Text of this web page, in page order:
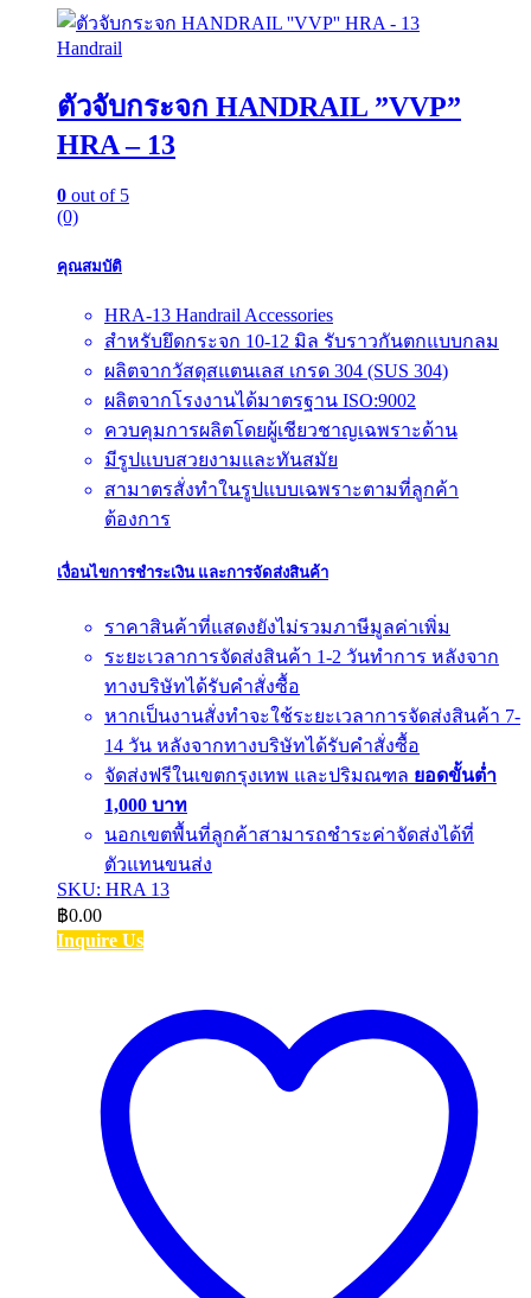
Handrail
ตัวจับกระจก HANDRAIL ”VVP”
HRA – 13
0 out of 5
(0)
คุณสมบัติ
HRA-13 Handrail Accessories
สำหรับยึดกระจก 10-12 มิล รับราวกันตกแบบกลม
ผลิตจากวัสดุสแตนเลส เกรด 304 (SUS 304)
ผลิตจากโรงงานได้มาตรฐาน ISO:9002
ควบคุมการผลิตโดยผู้เชียวชาญเฉพราะด้าน
มีรูปแบบสวยงามและทันสมัย
สามาตรสั่งทำในรูปแบบเฉพราะตามที่ลูกค้า
ต้องการ
เงื่อนไขการชำระเงิน และการจัดส่งสินค้า
ราคาสินค้าที่แสดงยังไม่รวมภาษีมูลค่าเพิ่ม
ระยะเวลาการจัดส่งสินค้า 1-2 วันทำการ หลังจาก
ทางบริษัทได้รับคำสั่งซื้อ
หากเป็นงานสั่งทำจะใช้ระยะเวลาการจัดส่งสินค้า 7-
14 วัน หลังจากทางบริษัทได้รับคำสั่งซื้อ
จัดส่งฟรีในเขตกรุงเทพ และปริมณฑล ยอดขั้นต่ำ
1,000 บาท
นอกเขตพื้นที่ลูกค้าสามารถชำระค่าจัดส่งได้ที่
ตัวแทนขนส่ง
SKU: HRA 13
฿0.00
Inquire Us